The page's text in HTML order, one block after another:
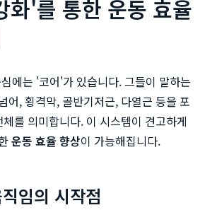
화'를 통한 운동 효율
에는 '코어'가 있습니다. 그들이 말하는
어, 횡격막, 골반기저근, 다열근 등을 포
를 의미합니다. 이 시스템이 견고하게
운동 효율 향상이 가능해집니다.
임의 시작점